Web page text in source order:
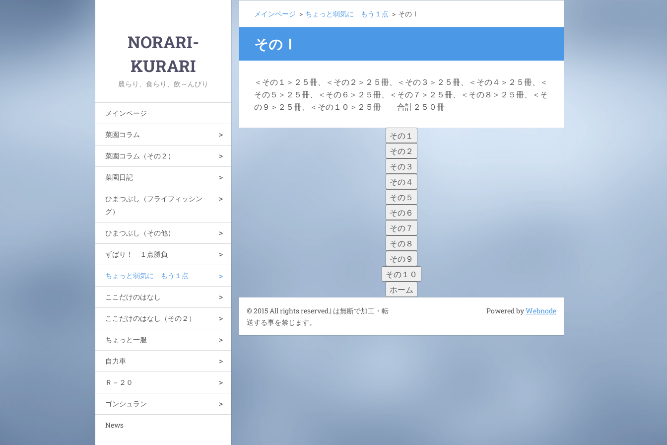
NORARI-
KURARI
農らり、食らり、飲～んびり
メインページ
菜園コラム
菜園コラム（その２）
菜園日記
ひまつぶし（フライフィッシン
グ）
ひまつぶし（その他）
ずばり！ １点勝負
ちょっと弱気に もう１点
ここだけのはなし
ここだけのはなし（その２）
ちょっと一服
自力車
Ｒ－２０
ゴンシュラン
News
メインページ > ちょっと弱気に もう１点 > そのⅠ
そのⅠ
＜その１＞２５冊、＜その２＞２５冊、＜その３＞２５冊、＜その４＞２５冊、＜
その５＞２５冊、＜その６＞２５冊、＜その７＞２５冊、＜その８＞２５冊、＜そ
の９＞２５冊、＜その１０＞２５冊 合計２５０冊
その１
その２
その３
その４
その５
その６
その７
その８
その９
その１０
ホーム
© 2015 All rights reserved.| は無断で加工・転
送する事を禁じます。
Powered byWebnode